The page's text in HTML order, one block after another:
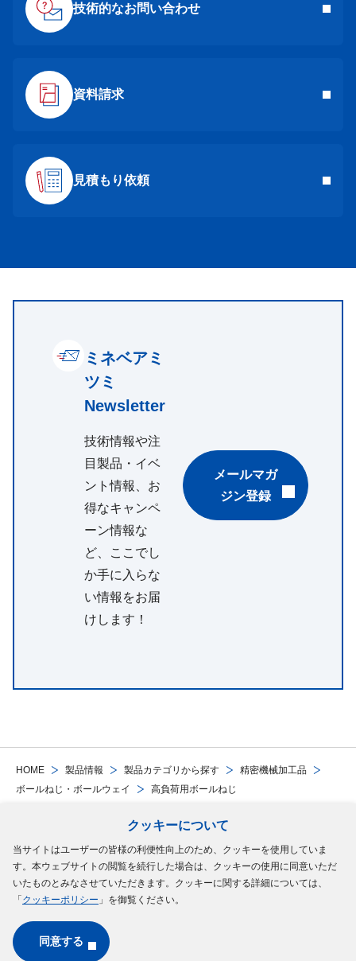
クッキーについて
当サイトはユーザーの皆様の利便性向上のため、クッキーを使用していま
す。本ウェブサイトの閲覧を続行した場合は、クッキーの使用に同意いただ
いたものとみなさせていただきます。クッキーに関する詳細については、
「 クッキーポリシー 」を御覧ください。
同意する
HOME 製品情報 製品カテゴリから探す
精密機械加工品
ボールねじ・ボールウェイ
高負荷用ボールねじ
技術的なお問い合わせ
資料請求
見積もり依頼
ミネベアミ
ツミ
Newsletter
技術情報や注
目製品・イベ
ント情報、お
得なキャンペ
ーン情報な
ど、ここでし
か手に入らな
い情報をお届
けします！
メールマガ
ジン登録
サイトマップご利用規約個人情報の保護についてクッキーポリシー
ソーシャルメディアポリシー